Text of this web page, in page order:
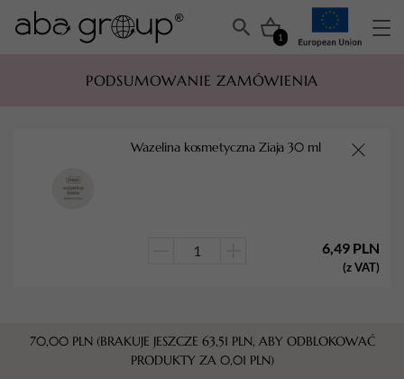
1
PODSUMOWANIE ZAMÓWIENIA
Wazelina kosmetyczna Ziaja 30 ml
30
ml
6,49 PLN
(z VAT)
70,00 PLN (BRAKUJE JESZCZE 63,51 PLN, ABY ODBLOKOWAĆ
PRODUKTY ZA 0,01 PLN)